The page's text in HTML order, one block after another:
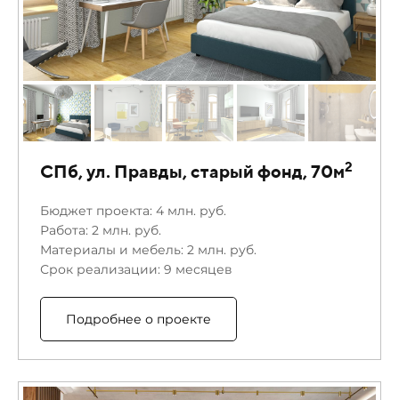
СПб, ул. Правды, старый фонд, 70м2
Бюджет проекта: 4 млн. руб.
Работа: 2 млн. руб.
Материалы и мебель: 2 млн. руб.
Срок реализации: 9 месяцев
Подробнее о проекте